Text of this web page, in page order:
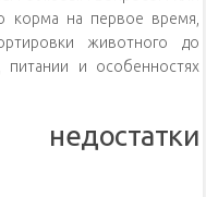
корма на первое время,
животного до
и особенностях